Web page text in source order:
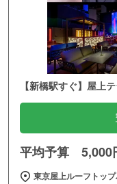
【新橋駅すぐ】屋上
平均予算 5,000
東京屋上ルーフトッ